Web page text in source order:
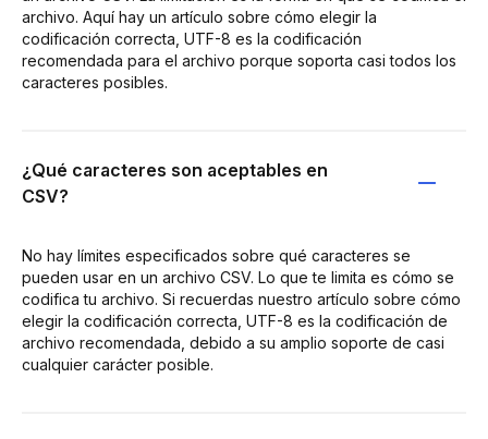
archivo. Aquí hay un artículo sobre cómo elegir la
codificación correcta, UTF-8 es la codificación
recomendada para el archivo porque soporta casi todos los
caracteres posibles.
¿Qué caracteres son aceptables en
CSV?
No hay límites especificados sobre qué caracteres se
pueden usar en un archivo CSV. Lo que te limita es cómo se
codifica tu archivo. Si recuerdas nuestro artículo sobre cómo
elegir la codificación correcta, UTF-8 es la codificación de
archivo recomendada, debido a su amplio soporte de casi
cualquier carácter posible.